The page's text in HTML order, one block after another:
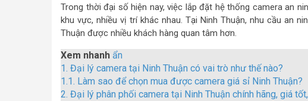
Trong thời đại số hiện nay, việc lắp đặt hệ thống camera an
khu vực, nhiều vị trí khác nhau. Tại Ninh Thuận, nhu cầu an
Thuận được nhiều khách hàng quan tâm hơn.
Xem nhanh ẩn
1. Đại lý camera tại Ninh Thuận có vai trò như thế nào?
1.1. Làm sao để chọn mua được camera giá sỉ Ninh Thuận?
2. Đại lý phân phối camera tại Ninh Thuận chính hãng, giá